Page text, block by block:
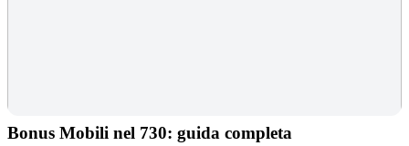
Bonus Mobili nel 730: guida completa